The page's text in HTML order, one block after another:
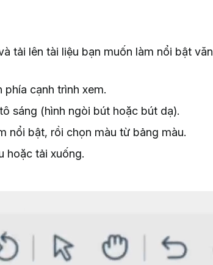
tải lên tài liệu bạn muốn làm nổi bật văn
phía cạnh trình xem.
sáng (hình ngòi bút hoặc bút dạ).
nổi bật, rồi chọn màu từ bảng màu.
hoặc tải xuống.